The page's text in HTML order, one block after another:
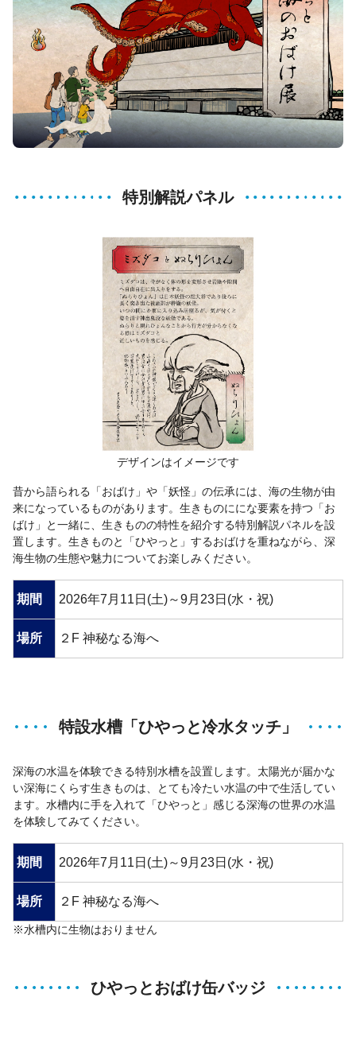
特別解説パネル
デザインはイメージです
昔から語られる「おばけ」や「妖怪」の伝承には、海の生物が由
来になっているものがあります。生きものににな要素を持つ「お
ばけ」と一緒に、生きものの特性を紹介する特別解説パネルを設
置します。生きものと「ひやっと」するおばけを重ねながら、深
海生物の生態や魅力についてお楽しみください。
期間 2026年7月11日(土)～9月23日(水・祝)
場所 ２F 神秘なる海へ
特設水槽「ひやっと冷水タッチ」
深海の水温を体験できる特別水槽を設置します。太陽光が届かな
い深海にくらす生きものは、とても冷たい水温の中で生活してい
ます。水槽内に手を入れて「ひやっと」感じる深海の世界の水温
を体験してみてください。
期間 2026年7月11日(土)～9月23日(水・祝)
場所 ２F 神秘なる海へ
※水槽内に生物はおりません
ひやっとおばけ缶バッジ